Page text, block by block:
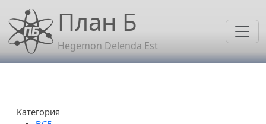
Перейти к основному содержанию
План Б
Hegemon Delenda Est
Категория